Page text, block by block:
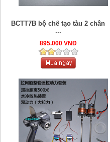
BCTT7B bộ chế tạo tàu 2 chân
...
895.000 VNĐ